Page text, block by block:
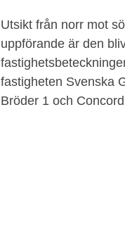
Utsikt från norr mot
uppförande är den
fastigheten Svenska
Bröder 1 och